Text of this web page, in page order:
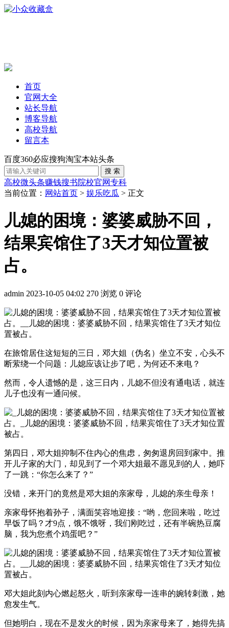
首页
官网大全
站长导航
博客导航
高校导航
留言本
百度360必应搜狗淘宝本站头条
高校微头条赚钱搜书院校官网专科
当前位置： 网站首页 > 娱乐吃瓜 > 正文
儿媳的困境：婆婆威胁不回，
结果宾馆住了3天才知位置被
占。
admin 2023-10-05 04:02 270 浏览 0 评论
在旅馆居住这短短的三日，邓大姐（伪名）坐立不安，心头不
断萦绕一个问题：儿媳应该让步了吧，为何还不来电？
然而，令人遗憾的是，这三日内，儿媳不但没有通电话，就连
儿子也没有一通问候。
第四日，邓大姐抑制不住内心的焦虑，匆匆退房回到家中。推
开儿子家的大门，却见到了一个邓大姐最不愿见到的人，她吓
了一跳：“你怎么来了？”
没错，来开门的竟然是邓大姐的亲家母，儿媳的亲生母亲！
亲家母怀抱着孙子，满面笑容地迎接：“哟，您回来啦，吃过
早饭了吗？才9点，饿不饿呀，我们刚吃过，还有半碗热豆腐
脑，我为您煮个鸡蛋吧？”
邓大姐此刻内心燃起怒火，听到亲家母一连串的婉转刺激，她
愈发生气。
但她明白，现在不是发火的时候，因为亲家母来了，她得先搞